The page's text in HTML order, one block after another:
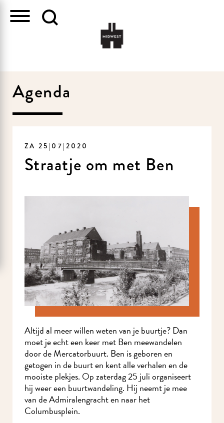
Agenda
ZA 25|07|2020
Straatje om met Ben
Altijd al meer willen weten van je buurtje? Dan
moet je echt een keer met Ben meewandelen
door de Mercatorbuurt. Ben is geboren en
getogen in de buurt en kent alle verhalen en de
mooiste plekjes. Op zaterdag 25 juli organiseert
hij weer een buurtwandeling. Hij neemt je mee
van de Admiralengracht en naar het
Columbusplein.